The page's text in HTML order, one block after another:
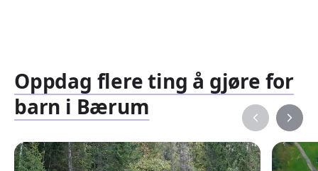
Oppdag flere ting å gjøre for
barn i Bærum